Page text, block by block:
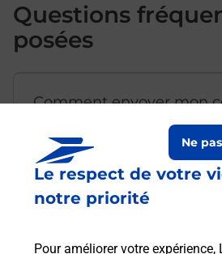
Le respect de votre
notre priorité
Pour améliorer votre expérience,
Ne
Questions
posées
Comment envoyer mon
Est-il possible d’acheter
emballage directement